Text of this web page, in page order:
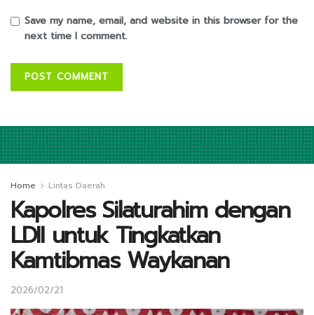
Save my name, email, and website in this browser for the
next time I comment.
Home Lintas Daerah
Kapolres Silaturahim dengan
LDII untuk Tingkatkan
Kamtibmas Waykanan
2026/02/21